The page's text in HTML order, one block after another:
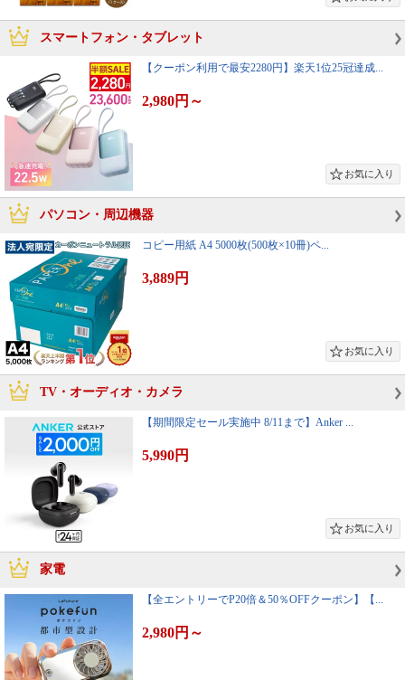
スマートフォン・タブレット
【クーポン利用で最安2280円】楽天1位25冠達成...
2,980円 ～
パソコン・周辺機器
コピー用紙 A4 5000枚(500枚×10冊)ペ...
3,889円
TV・オーディオ・カメラ
【期間限定セール実施中 8/11まで】Anker ...
5,990円
家電
【全エントリーでP20倍＆50％OFFクーポン】【...
2,980円 ～